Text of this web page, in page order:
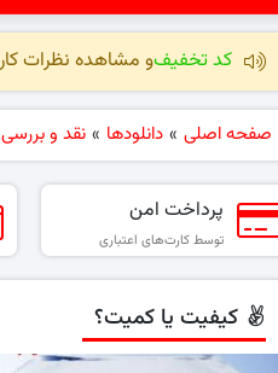
کد تخفیفو مشاهده نظرات
صفحه اصلی » دانلودها » نقد و بررسی
پرداخت امن
توسط کارت‌های اعتباری
کیفیت یا کمیت؟